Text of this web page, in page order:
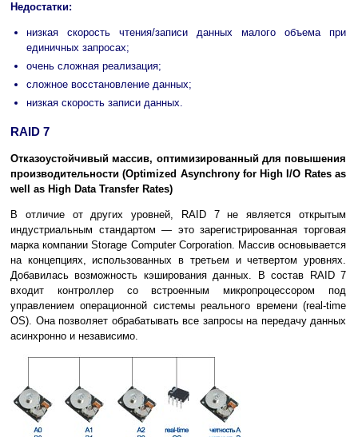
Недостатки:
низкая скорость чтения/записи данных малого объема при
единичных запросах;
очень сложная реализация;
сложное восстановление данных;
низкая скорость записи данных.
RAID 7
Отказоустойчивый массив, оптимизированный для повышения
производительности (Optimized Asynchrony for High I/O Rates as
well as High Data Transfer Rates)
В отличие от других уровней, RAID 7 не является открытым
индустриальным стандартом — это зарегистрированная торговая
марка компании Storage Computer Corporation. Массив основывается
на концепциях, использованных в третьем и четвертом уровнях.
Добавилась возможность кэширования данных. В состав RAID 7
входит контроллер со встроенным микропроцессором под
управлением операционной системы реального времени (real-time
OS). Она позволяет обрабатывать все запросы на передачу данных
асинхронно и независимо.